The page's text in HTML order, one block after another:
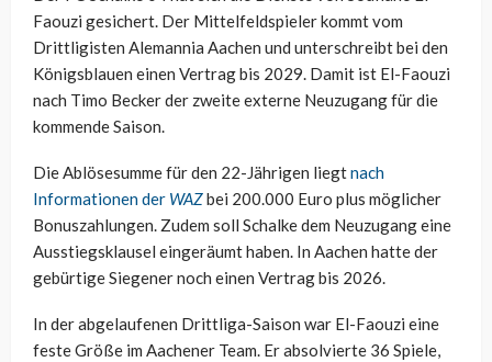
Faouzi gesichert. Der Mittelfeldspieler kommt vom
Drittligisten Alemannia Aachen und unterschreibt bei den
Königsblauen einen Vertrag bis 2029. Damit ist El-Faouzi
nach Timo Becker der zweite externe Neuzugang für die
kommende Saison.
Die Ablösesumme für den 22-Jährigen liegtnach
Informationen der WAZbei 200.000 Euro plus möglicher
Bonuszahlungen. Zudem soll Schalke dem Neuzugang eine
Ausstiegsklausel eingeräumt haben. In Aachen hatte der
gebürtige Siegener noch einen Vertrag bis 2026.
In der abgelaufenen Drittliga-Saison war El-Faouzi eine
feste Größe im Aachener Team. Er absolvierte 36 Spiele,